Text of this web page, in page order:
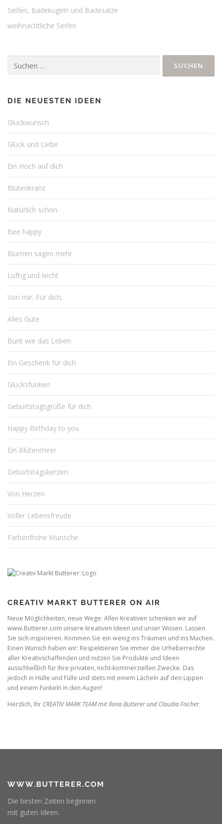
i
g
t
Seifen, Badekugeln und Badesalze
weihnachtliche Seifen
nach:
DIE NEUESTEN IDEEN
Glückwunsch
Glück und Liebe
Ein Hoch auf dich
Blütenkranz
Natürlich schön
Bee happy
Blumen sagen mehr
Luftig und leicht
Von mir. Für dich.
Alles Gute
Bunt wie das Leben
Ein Geschenk für dich
Glücksfunken
Geburtstagsgrüße für dich
Happy Birthday to you
Ein Blütenmeer
Geburtstagskerzen
Von Herzen
Voller Lebensfreude
Farbenfrohe Wünsche
CREATIV MARKT BUTTERER ON AIR
Neue Möglichkeiten, neue Wege: Allen Kreativen schenken wir auf
www.Butterer.com unsere kreativen Ideen und unser Wissen. Lassen
Sie sich inspirieren. Kommen Sie ein wenig ins Träumen und ins Machen.
Einen Wunsch haben wir: Respektieren Sie immer die Urheberrechte
aller Kreativschaffenden und nutzen Sie Produkte und Ideen
ausschließlich für Ihre privaten, nicht-kommerziellen Zwecke. Das
jedoch in Hülle und Fülle und stets mit einem Lächeln auf den Lippen
und einem Funkeln in den Augen!
Herzlich, Ihr CREATIV MARK TEAM mit Ilona Butterer und Claudia Fischer.
WWW.BUTTERER.COM
Die besten Zeiten beginnen
mit guten Ideen.